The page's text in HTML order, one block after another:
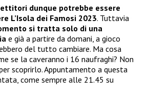
dunque potrebbe essere
L’Isola dei Famosi 2023. Tuttavia
si tratta solo di una
e già a partire da domani, a gioco
del tutto cambiare. Ma cosa
se la caveranno i 16 naufraghi? Non
scoprirlo. Appuntamento a questa
come sempre alle 21.45 su